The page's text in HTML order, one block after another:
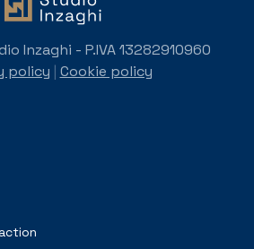
Inzaghi - P.IVA 13282910960
policy | Cookie policy